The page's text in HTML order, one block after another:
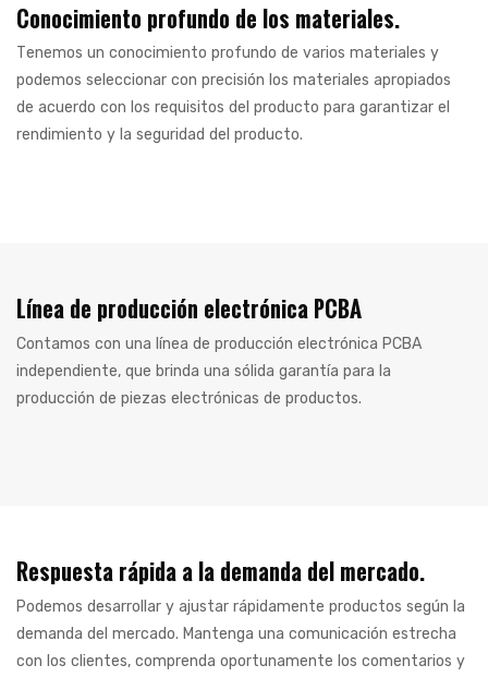
Conocimiento profundo de los materiales.
Tenemos un conocimiento profundo de varios materiales y
podemos seleccionar con precisión los materiales apropiados
de acuerdo con los requisitos del producto para garantizar el
rendimiento y la seguridad del producto.
Línea de producción electrónica PCBA
Contamos con una línea de producción electrónica PCBA
independiente, que brinda una sólida garantía para la
producción de piezas electrónicas de productos.
Respuesta rápida a la demanda del mercado.
Podemos desarrollar y ajustar rápidamente productos según la
demanda del mercado. Mantenga una comunicación estrecha
con los clientes, comprenda oportunamente los comentarios y